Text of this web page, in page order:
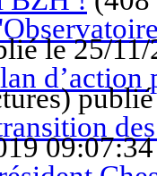
le 25/
d’action
)
09:07:34